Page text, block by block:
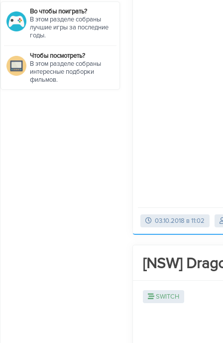
Во чтобы поиграть?
В этом разделе собраны
лучшие игры за последние
годы.
Чтобы посмотреть?
В этом разделе собраны
интересные подборки
фильмов.
03.10.2018 в 11:02
[NSW]
SWITCH